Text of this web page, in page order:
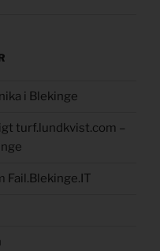
i Blekinge
turf.lundkvist.com –
Fail.Blekinge.IT